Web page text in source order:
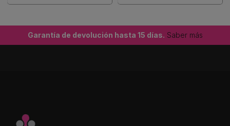
Garantía de devolución hasta 15 días. Saber más